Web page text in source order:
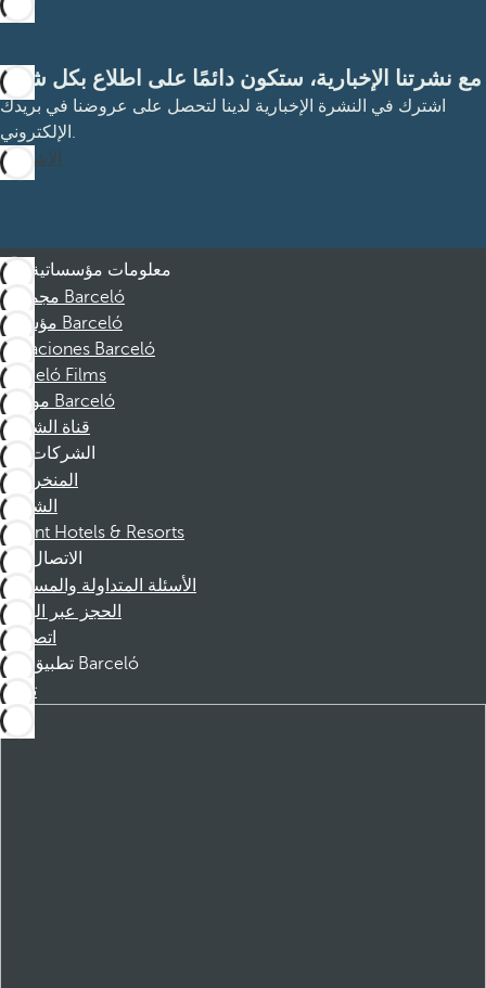
مع نشرتنا الإخبارية، ستكون دائمًا على اطلاع بكل شيء
اشترك في النشرة الإخبارية لدينا لتحصل على عروضنا في بريدك
الإلكتروني.
الاشتراك
معلومات مؤسساتية
مجموعة Barceló
مؤسسة Barceló
Vacaciones Barceló
Barceló Films
موظفو Barceló
قناة الشكوى
الشركات
المنخرطين
الشركاء
Dorint Hotels & Resorts
الاتصال
الأسئلة المتداولة والمساعدة
الحجز عبر الهاتف
اتصل بنا
تطبيق Barceló
تنزيل